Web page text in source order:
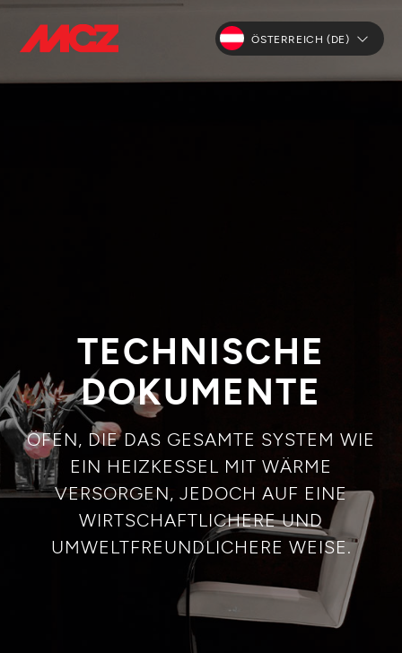
ÖSTERREICH (DE)
TECHNISCHE
DOKUMENTE
ÖFEN, DIE DAS GESAMTE SYSTEM WIE
EIN HEIZKESSEL MIT WÄRME
VERSORGEN, JEDOCH AUF EINE
WIRTSCHAFTLICHERE UND
UMWELTFREUNDLICHERE WEISE.